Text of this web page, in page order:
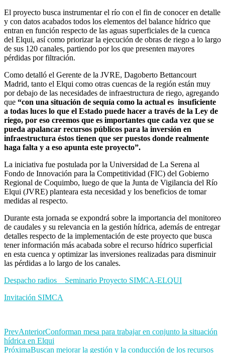
El proyecto busca instrumentar el río con el fin de conocer en detalle
y con datos acabados todos los elementos del balance hídrico que
entran en función respecto de las aguas superficiales de la cuenca
del Elqui, así como priorizar la ejecución de obras de riego a lo largo
de sus 120 canales, partiendo por los que presenten mayores
pérdidas por filtración.
Como detalló el Gerente de la JVRE, Dagoberto Bettancourt
Madrid, tanto el Elqui como otras cuencas de la región están muy
por debajo de las necesidades de infraestructura de riego, agregando
que “con una situación de sequía como la actual es insuficiente
a todas luces lo que el Estado puede hacer a través de la Ley de
riego, por eso creemos que es importantes que cada vez que se
pueda apalancar recursos públicos para la inversión en
infraestructura éstos tienen que ser puestos donde realmente
haga falta y a eso apunta este proyecto”.
La iniciativa fue postulada por la Universidad de La Serena al
Fondo de Innovación para la Competitividad (FIC) del Gobierno
Regional de Coquimbo, luego de que la Junta de Vigilancia del Río
Elqui (JVRE) planteara esta necesidad y los beneficios de tomar
medidas al respecto.
Durante esta jornada se expondrá sobre la importancia del monitoreo
de caudales y su relevancia en la gestión hídrica, además de entregar
detalles respecto de la implementación de este proyecto que busca
tener información más acabada sobre el recurso hídrico superficial
en esta cuenca y optimizar las inversiones realizadas para disminuir
las pérdidas a lo largo de los canales.
Despacho radios _ Seminario Proyecto SIMCA-ELQUI
Invitación SIMCA
PrevAnteriorConforman mesa para trabajar en conjunto la situación
hídrica en Elqui
PróximaBuscan mejorar la gestión y la conducción de los recursos